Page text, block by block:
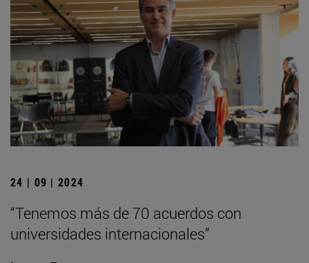
24 | 09 | 2024
“Tenemos más de 70 acuerdos con
universidades internacionales”